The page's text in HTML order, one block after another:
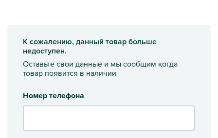
К сожалению, данный товар больше
недоступен.
Оставьте свои данные и мы сообщим когда
товар появится в наличии
Номер телефона